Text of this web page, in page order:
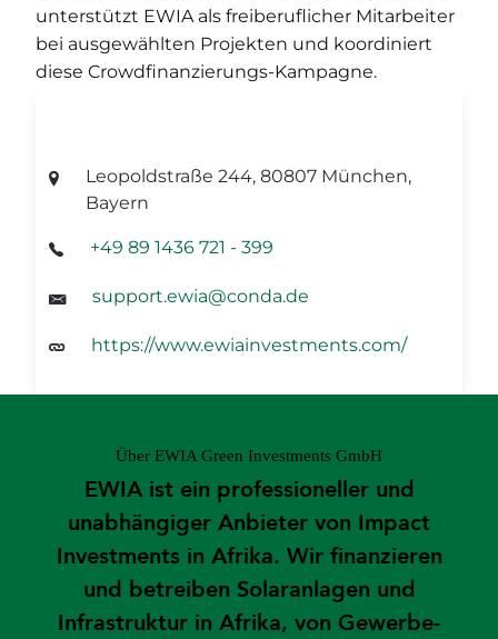
unterstützt EWIA als freiberuflicher Mitarbeiter
bei ausgewählten Projekten und koordiniert
diese Crowdfinanzierungs-Kampagne.
Leopoldstraße 244, 80807 München,
Bayern
+49 89 1436 721 - 399
support.ewia@conda.de
https://www.ewiainvestments.com/
Über EWIA Green Investments GmbH
EWIA ist ein professioneller und
unabhängiger Anbieter von Impact
Investments in Afrika. Wir finanzieren
und betreiben Solaranlagen und
Infrastruktur in Afrika, von Gewerbe-